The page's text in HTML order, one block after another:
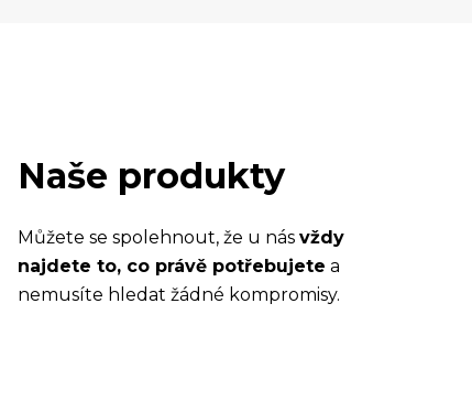
Naše produkty
Můžete se spolehnout, že u nás vždy
najdete to, co právě potřebujete a
nemusíte hledat žádné kompromisy.